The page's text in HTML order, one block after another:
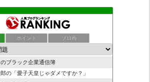
ポイント ブロ画
あじあ
位置サナエのオイルショックドクトリン憲法改悪計画！
、恥を
コ dalichoko
ブラック企業通信簿
の「愛子天皇じゃダメですか？」